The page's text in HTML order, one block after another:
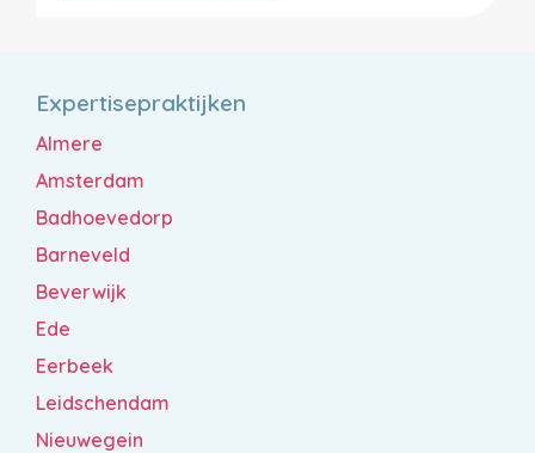
Expertisepraktijken
Almere
Amsterdam
Badhoevedorp
Barneveld
Beverwijk
Ede
Eerbeek
Leidschendam
Nieuwegein